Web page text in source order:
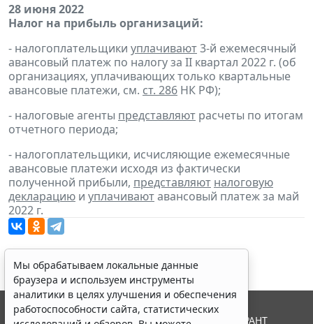
28 июня 2022
Налог на прибыль организаций:
- налогоплательщики уплачивают3-й ежемесячный
авансовый платеж по налогу за II квартал 2022 г. (об
организациях, уплачивающих только квартальные
авансовые платежи, см. ст. 286 НК РФ);
- налоговые агенты представляют расчеты по итогам
отчетного периода;
- налогоплательщики, исчисляющие ежемесячные
авансовые платежи исходя из фактически
полученной прибыли, представляют налоговую
декларацию и уплачиваютавансовый платеж за май
2022 г.
Мы обрабатываем локальные данные
браузера и используем инструменты
аналитики в целях улучшения и обеспечения
работоспособности сайта, статистических
© ООО "НПП "ГАРАНТ-СЕРВИС", 2026. Система ГАРАНТ